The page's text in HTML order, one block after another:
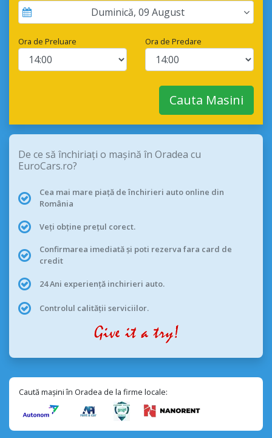
Duminică, 09 August
Ora de Preluare Ora de Predare
Cauta Masini
De ce să închiriați o mașină în Oradea cu
EuroCars.ro?
Cea mai mare piață de închirieri auto online din
România
Veți obține prețul corect.
Confirmarea imediată și poti rezerva fara card de
credit
24 Ani experiență inchirieri auto.
Controlul calității serviciilor.
Caută mașini în Oradea de la firme locale: